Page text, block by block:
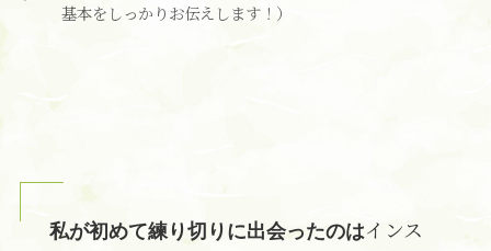
基本をしっかりお伝えします！）
私が初めて練り切りに出会ったのはインス